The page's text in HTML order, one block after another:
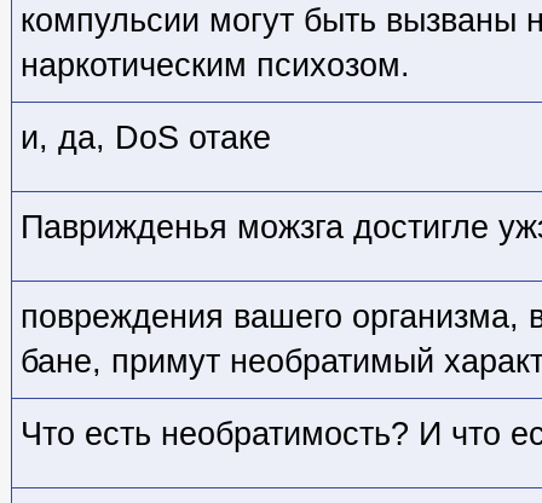
компульсии могут быть вызваны
наркотическим психозом.
и, да, DoS отаке
Паврижденья можзга достигле
повреждения вашего
бане, примут необратимый
Что есть необратимость? И что